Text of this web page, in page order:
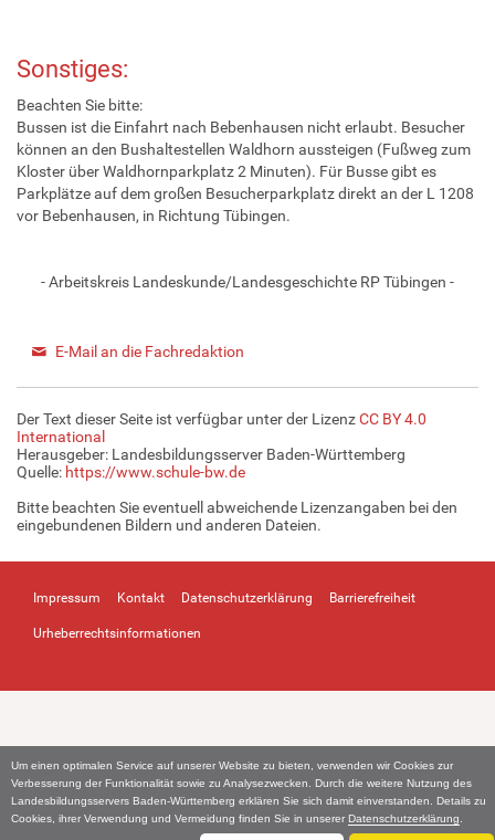
Um einen optimalen Service auf unserer Website zu bieten, verwenden wir Cookies zur
Verbesserung der Funktionalität sowie zu Analysezwecken. Durch die weitere Nutzung des
Landesbildungsservers Baden-Württemberg erklären Sie sich damit einverstanden. Details zu
Cookies, ihrer Verwendung und Vermeidung finden Sie in unserer Datenschutzerklärung
Sonstiges:
Beachten Sie bitte:
Bussen ist die Einfahrt nach Bebenhausen nicht erlaubt. Besucher
können an den Bushaltestellen Waldhorn aussteigen (Fußweg zum
Kloster über Waldhornparkplatz 2 Minuten). Für Busse gibt es
Parkplätze auf dem großen Besucherparkplatz direkt an der L 1208
vor Bebenhausen, in Richtung Tübingen.
- Arbeitskreis Landeskunde/Landesgeschichte RP Tübingen -
E-Mail an die Fachredaktion
Der Text dieser Seite ist verfügbar unter der LizenzCC BY 4.0
International
Herausgeber: Landesbildungsserver Baden-Württemberg
Quelle: https://www.schule-bw.de
Bitte beachten Sie eventuell abweichende Lizenzangaben bei den
eingebundenen Bildern und anderen Dateien.
Impressum Kontakt Datenschutzerklärung Barrierefreiheit
Urheberrechtsinformationen